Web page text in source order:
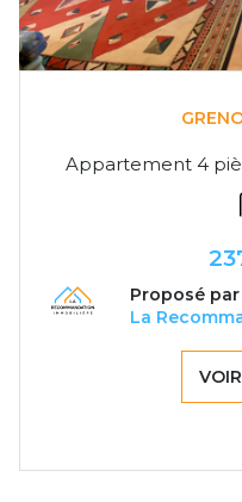
Proposé par
La